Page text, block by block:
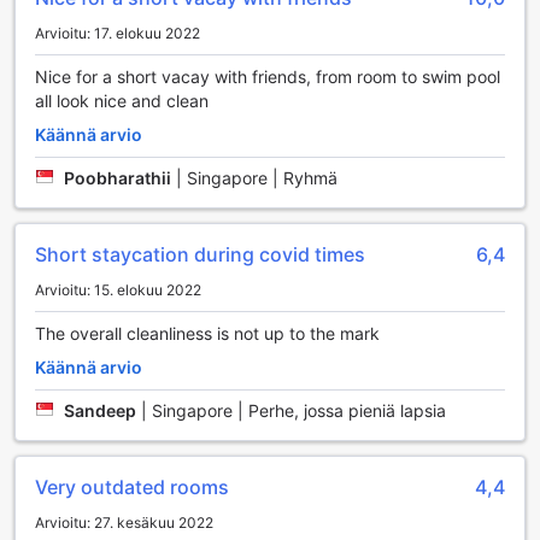
erinomaiset urheilutilat, jotka tekevät oleskelusta entistä
nautinnollisempaa. Hotellin sisäuima-allas on täydellinen
paikka rentoutua ja nauttia uimisesta säällä kuin säällä.
kuin lapsiakin, ja sen lämmin vesi tarjoaa mukavaa
virkistystä kuumina päivinä.
Ulko-uima-allas on toinen hotellin helmi, joka kutsuu vieraita
nauttimaan auringosta ja virkistävistä uintisessioista. Altaan
ja poolside-baari tarjoaa virkistäviä juomia ja välipaloja,
jotka täydentävät uimakokemusta. Olitpa sitten aamu-
uinnilla tai iltapäiväauringossa, VIP Hotelin urheilutilat
tarjoavat täydellisen ympäristön aktiiviseen lomaan ja
rentoutumiseen.
VIP Hotelin Mukavuuspalvelut
VIP Hotel (SG Clean Certified) tarjoaa asiakkailleen
erinomaisia mukavuuspalveluja, jotka tekevät vierailusta
vaivattoman ja miellyttävän. Hotellissa on käytettävissä
pesulapalvelut, jotka takaavat, että matkavarusteesi
Arvioitu: 17. elokuu 2022
Nice for a short vacay with friends, from room to swim pool
all look nice and clean
Käännä arvio
Poobharathii Singapore | Ryhmä
Short staycation during covid times 6,4
Arvioitu: 15. elokuu 2022
The overall cleanliness is not up to the mark
Käännä arvio
Sandeep Singapore | Perhe, jossa pieniä lapsia
Very outdated rooms 4,4
Arvioitu: 27. kesäkuu 2022